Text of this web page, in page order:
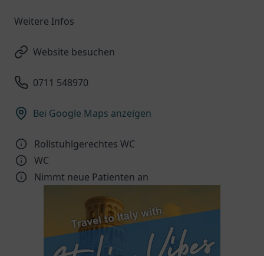
Weitere Infos
Website besuchen
0711 548970
Bei Google Maps anzeigen
Rollstuhlgerechtes WC
WC
Nimmt neue Patienten an